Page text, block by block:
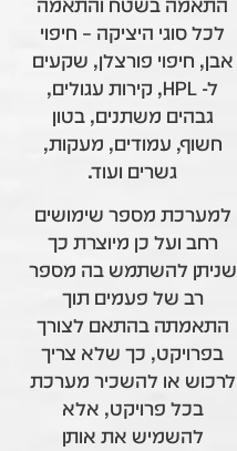
התאמה בשטח והתאמה
לכל סוגי היציקה – חיפוי
אבן, חיפוי פורצלן, שקעים
ל- HPL, קירות עגולים,
גבהים משתנים, בטון
חשוף, עמודים, מעקות,
גשרים ועוד.
למערכת מספר שימושים
רחב ועל כן מיוצרת כך
שניתן להשתמש בה מספר
רב של פעמים תוך
התאמתה בהתאם לצורך
בפרויקט, כך שלא צריך
לרכוש או להשכיר מערכת
בכל פרויקט, אלא
להשמיש את אותן